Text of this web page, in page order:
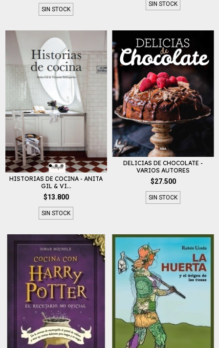
SIN STOCK
SIN STOCK
HISTORIAS DE COCINA - ANITA
GIL & VI...
$13.800
SIN STOCK
DELICIAS DE CHOCOLATE -
VARIOS AUTORES
$27.500
SIN STOCK